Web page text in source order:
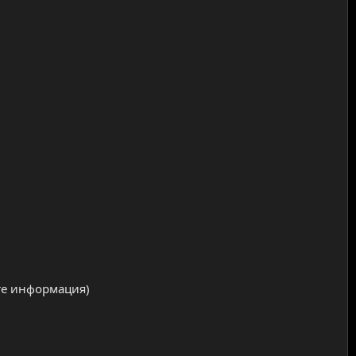
информация)